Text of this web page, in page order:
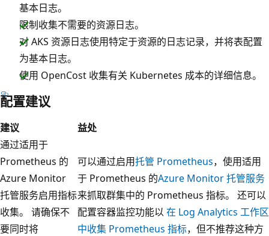
基本日志。
限制收集不需要的资源日志。
对 AKS 资源日志使用特定于资源的日志记录，并将表配置
为基本日志。
使用 OpenCost 收集有关 Kubernetes 成本的详细信息。
配置建议
建议
益处
通过适用于
Prometheus 的
Azure Monitor
托管服务启用指标
收集。 请确保不
要同时将
可以通过启用托管 Prometheus，使用适用
于 Prometheus 的Azure Monitor 托管服务
来抓取群集中的 Prometheus 指标。 还可以
配置容器监控功能以 在 Log Analytics 工作区
中收集 Prometheus 指标，但不推荐这种方